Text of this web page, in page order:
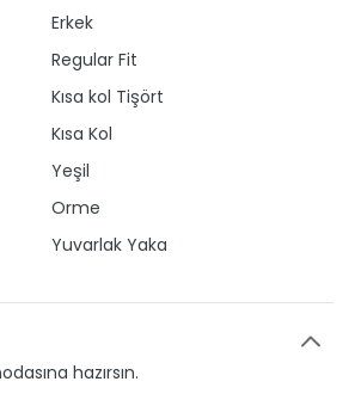
Erkek
Regular Fit
Kısa kol Tişört
Kısa Kol
Yeşil
Orme
Yuvarlak Yaka
hazırsın.